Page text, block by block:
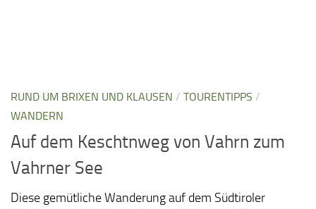
RUND UM BRIXEN UND KLAUSEN / TOURENTIPPS /
WANDERN
Auf dem Keschtnweg von Vahrn zum
Vahrner See
Diese gemütliche Wanderung auf dem Südtiroler